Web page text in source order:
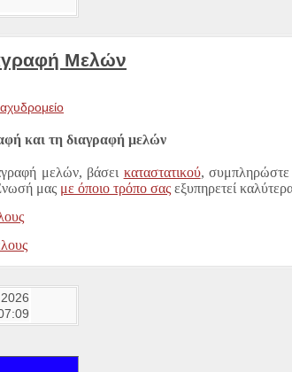
Μελών
και τη διαγραφή μελών
μελών, βάσει καταστατικού, συμπληρώστε
μας με όποιο τρόπο σας εξυπηρετεί